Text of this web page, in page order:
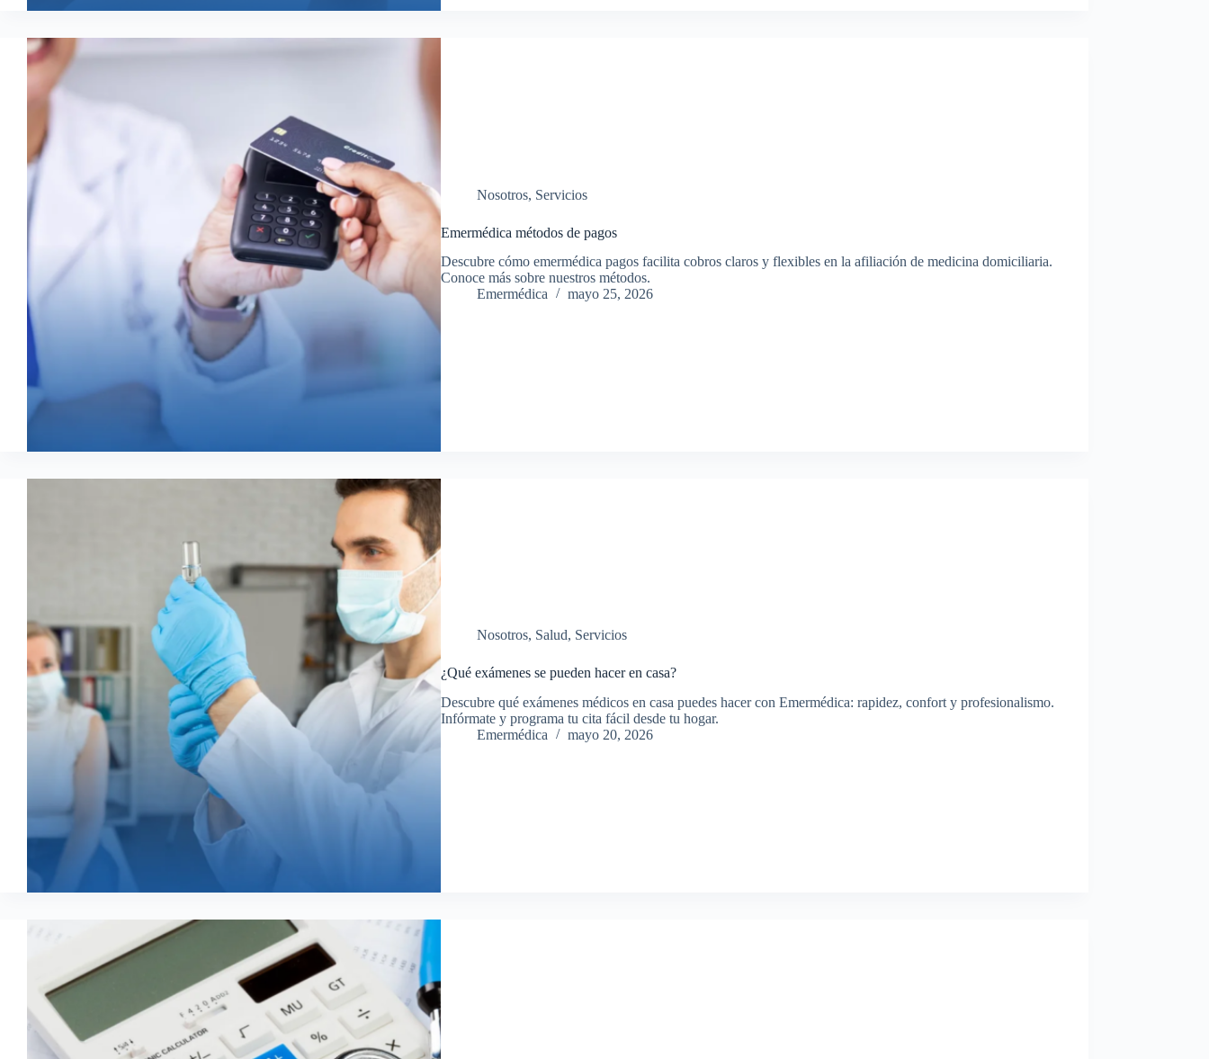
Nosotros, Servicios
Emermédica métodos de pagos
Descubre cómo emermédica pagos facilita cobros claros y flexibles en la afiliación de medicina domiciliaria.
Conoce más sobre nuestros métodos.
Emermédica
mayo 25, 2026
Nosotros, Salud, Servicios
¿Qué exámenes se pueden hacer en casa?
Descubre qué exámenes médicos en casa puedes hacer con Emermédica: rapidez, confort y profesionalismo.
Infórmate y programa tu cita fácil desde tu hogar.
Emermédica
mayo 20, 2026